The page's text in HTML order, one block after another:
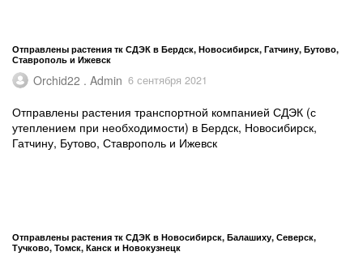
Отправлены растения тк СДЭК в Бердск, Новосибирск, Гатчину, Бутово,
Ставрополь и Ижевск
Orchid22 . Admin 6 сентября 2021
Отправлены растения транспортной компанией СДЭК (с
утеплением при необходимости) в Бердск, Новосибирск,
Гатчину, Бутово, Ставрополь и Ижевск
Отправлены растения тк СДЭК в Новосибирск, Балашиху, Северск,
Тучково, Томск, Канск и Новокузнецк